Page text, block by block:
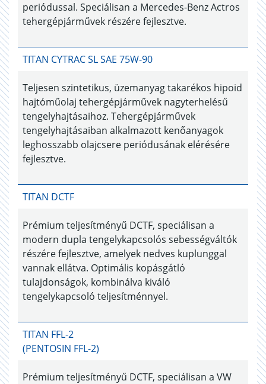
periódussal. Speciálisan a Mercedes-Benz Actros
tehergépjárművek részére fejlesztve.
TITAN CYTRAC SL SAE 75W-90
Teljesen szintetikus, üzemanyag takarékos hipoid
hajtóműolaj tehergépjárművek nagyterhelésű
tengelyhajtásaihoz. Tehergépjárművek
tengelyhajtásaiban alkalmazott kenőanyagok
leghosszabb olajcsere periódusának elérésére
fejlesztve.
TITAN DCTF
Prémium teljesítményű DCTF, speciálisan a
modern dupla tengelykapcsolós sebességváltók
részére fejlesztve, amelyek nedves kuplunggal
vannak ellátva. Optimális kopásgátló
tulajdonságok, kombinálva kiváló
tengelykapcsoló teljesítménnyel.
TITAN FFL-2
(PENTOSIN FFL-2)
Prémium teljesítményű DCTF, speciálisan a VW